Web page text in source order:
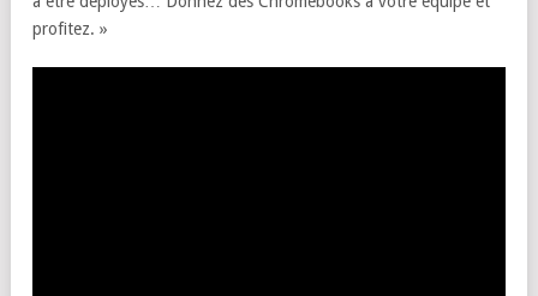
profitez. »